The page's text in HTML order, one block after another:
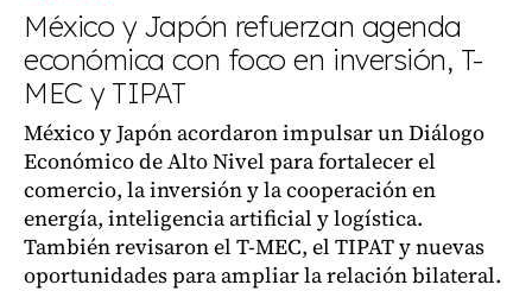
México y Japón refuerzan agenda
económica con foco en inversión, T-
MEC y TIPAT
México y Japón acordaron impulsar un Diálogo
Económico de Alto Nivel para fortalecer el
comercio, la inversión y la cooperación en
energía, inteligencia artificial y logística.
También revisaron el T-MEC, el TIPAT y nuevas
oportunidades para ampliar la relación bilateral.